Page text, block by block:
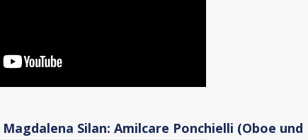
Silan: Amilcare Ponchielli (Oboe und